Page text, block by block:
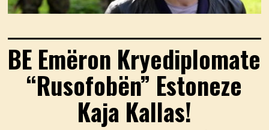
BE Emëron Kryediplomate
“Rusofobën” Estoneze
Kaja Kallas!